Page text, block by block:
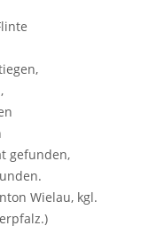
gefunden,
Wielau, kgl.